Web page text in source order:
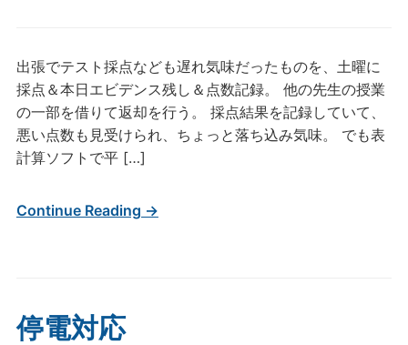
出張でテスト採点なども遅れ気味だったものを、土曜に
採点＆本日エビデンス残し＆点数記録。 他の先生の授業
の一部を借りて返却を行う。 採点結果を記録していて、
悪い点数も見受けられ、ちょっと落ち込み気味。 でも表
計算ソフトで平 […]
Continue Reading →
停電対応